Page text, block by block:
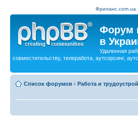
Фриланс.com.ua
Форум
в
Удаленная
совместительству, телеработа, аутсорсинг,
Список форумов ‹ Работа и